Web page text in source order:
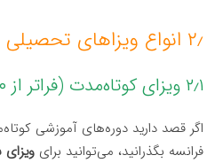
۲٫ انواع ویزاهای تحصیلی فرانسه
۲٫۱ ویزای کوتاه‌مدت (فراتر از ۹۰ روز)
فرانسه بگذرانید، می‌توانید برای